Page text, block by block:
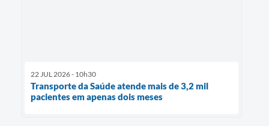
22 JUL 2026 - 10h30
Transporte da Saúde atende mais de 3,2 mil
pacientes em apenas dois meses